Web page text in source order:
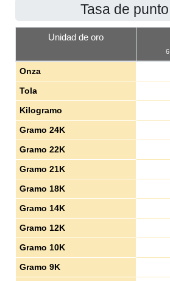
Tasa de
Unidad de oro
Onza
Tola
Kilogramo
Gramo 24K
Gramo 22K
Gramo 21K
Gramo 18K
Gramo 14K
Gramo 12K
Gramo 10K
Gramo 9K